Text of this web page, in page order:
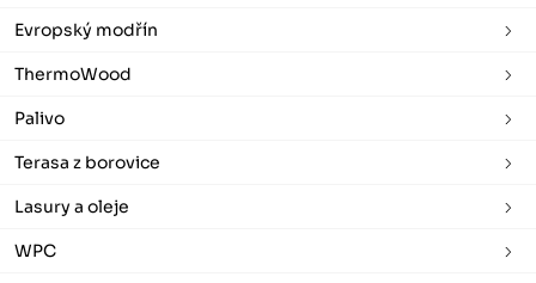
Evropský modřín
ThermoWood
Palivo
Terasa z borovice
Lasury a oleje
WPC